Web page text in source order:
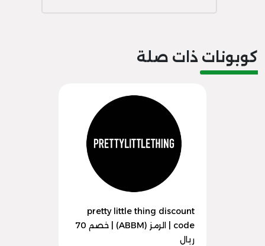
كوبونات ذات صلة
pretty little thing discount
code | الرمز (ABBM) | خصم 70
ريال